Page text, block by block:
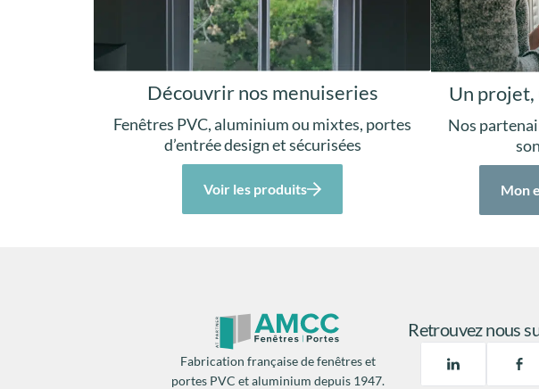
Découvrir nos menuiseries
Fenêtres PVC, aluminium ou mixtes, portes
d’entrée design et sécurisées
Voir les produits
Un projet,
Nos
Mon
Fabrication française de fenêtres et
portes PVC et aluminium depuis 1947.
Retrouvez nous